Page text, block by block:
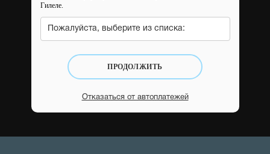
Гилеле.
Пожалуйста, выберите из списка:
ПРОДОЛЖИТЬ
Отказаться от автоплатежей